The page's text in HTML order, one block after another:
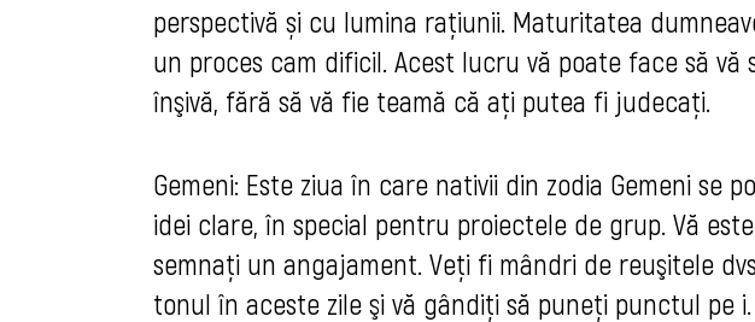
perspectivă și cu lumina rațiunii. Maturitatea
un proces cam dificil. Acest lucru vă poate face să vă
înşivă, fără să vă fie teamă că aţi putea fi judecaţi.
Gemeni: Este ziua în care nativii din zodia Gemeni se
idei clare, în special pentru proiectele de grup. Vă
semnați un angajament. Veţi fi mândri de reuşitele
tonul în aceste zile şi vă gândiţi să puneţi punctul pe i.